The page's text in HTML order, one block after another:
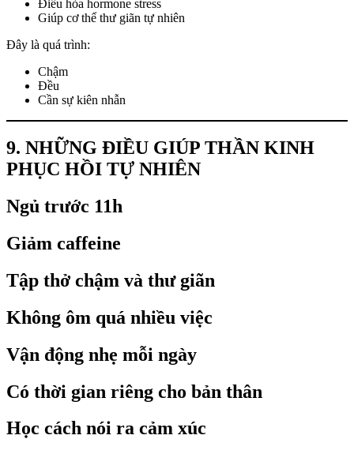
Điều hòa hormone stress
Giúp cơ thể thư giãn tự nhiên
Đây là quá trình:
Chậm
Đều
Cần sự kiên nhẫn
9. NHỮNG ĐIỀU GIÚP THẦN KINH
PHỤC HỒI TỰ NHIÊN
Ngủ trước 11h
Giảm caffeine
Tập thở chậm và thư giãn
Không ôm quá nhiều việc
Vận động nhẹ mỗi ngày
Có thời gian riêng cho bản thân
Học cách nói ra cảm xúc